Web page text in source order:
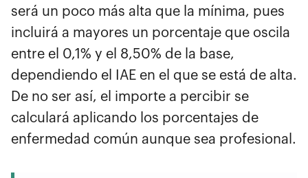
será un poco más alta que la mínima, pues
incluirá a mayores un porcentaje que oscila
entre el 0,1% y el 8,50% de la base,
dependiendo el IAE en el que se está de alta.
De no ser así, el importe a percibir se
calculará aplicando los porcentajes de
enfermedad común aunque sea profesional.